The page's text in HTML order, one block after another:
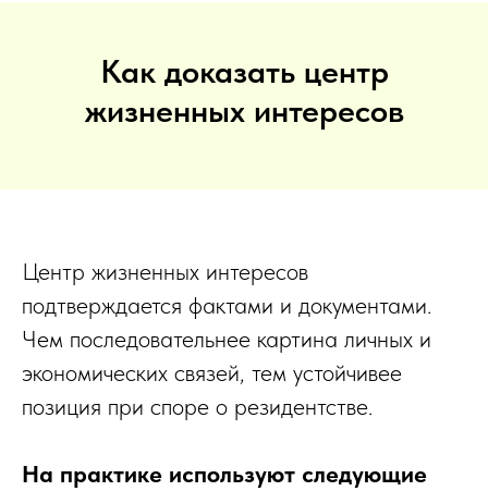
Как доказать центр
жизненных интересов
Центр жизненных интересов
подтверждается фактами и документами.
Чем последовательнее картина личных и
экономических связей, тем устойчивее
позиция при споре о резидентстве.
На практике используют следующие